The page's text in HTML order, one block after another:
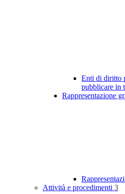
Enti di diritto
pubblicare in
Rappresentazione
Attività e procedimenti 3